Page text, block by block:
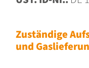
Zuständige
und